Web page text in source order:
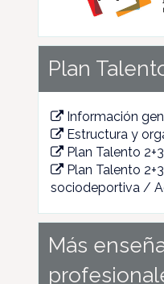
Plan
Información
Estructura y
Plan Talento
Plan Talento
sociodeportiva /
Más